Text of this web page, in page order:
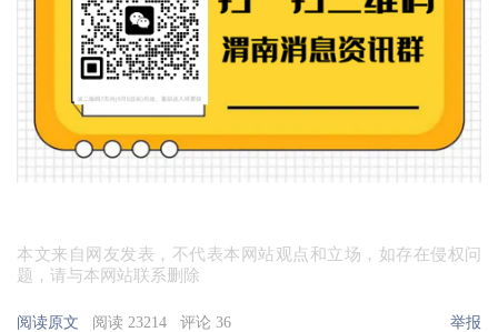
本文来自网友发表，不代表本网站观点和立场，如存在侵权问
题，请与本网站联系删除
阅读原文 阅读 23214 评论 36 举报